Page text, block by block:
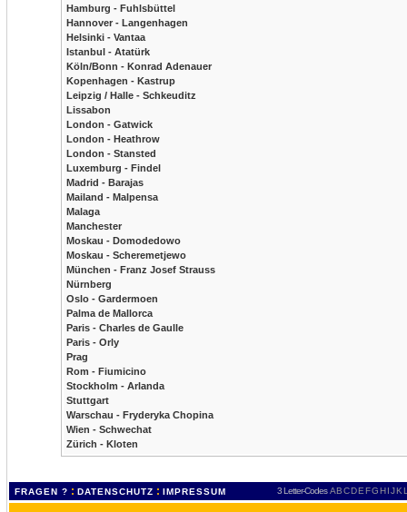
Hamburg - Fuhlsbüttel
Hannover - Langenhagen
Helsinki - Vantaa
Istanbul - Atatürk
Köln/Bonn - Konrad Adenauer
Kopenhagen - Kastrup
Leipzig / Halle - Schkeuditz
Lissabon
London - Gatwick
London - Heathrow
London - Stansted
Luxemburg - Findel
Madrid - Barajas
Mailand - Malpensa
Malaga
Manchester
Moskau - Domodedowo
Moskau - Scheremetjewo
München - Franz Josef Strauss
Nürnberg
Oslo - Gardermoen
Palma de Mallorca
Paris - Charles de Gaulle
Paris - Orly
Prag
Rom - Fiumicino
Stockholm - Arlanda
Stuttgart
Warschau - Fryderyka Chopina
Wien - Schwechat
Zürich - Kloten
FRAGEN ? : DATENSCHUTZ : IMPRESSUM 3 Letter-Codes ABCDEFGH IJKL